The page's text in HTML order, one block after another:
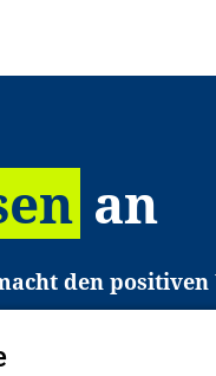
an
den
einem